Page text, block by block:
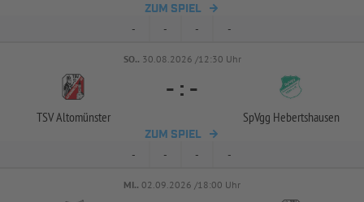
ZUM SPIEL
- - - -
SO.. 30.08.2026 /12:30 Uhr
TSV Altomünster
- : -
SpVgg Hebertshausen
ZUM SPIEL
- - - -
MI.. 02.09.2026 /18:00 Uhr